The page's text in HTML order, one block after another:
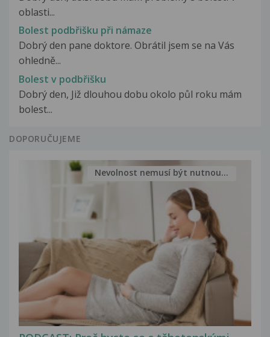
oblasti...
Bolest podbřišku při námaze
Dobrý den pane doktore. Obrátil jsem se na Vás
ohledně...
Bolest v podbřišku
Dobrý den, Již dlouhou dobu okolo půl roku mám
bolest...
DOPORUČUJEME
Nevolnost nemusí být nutnou...